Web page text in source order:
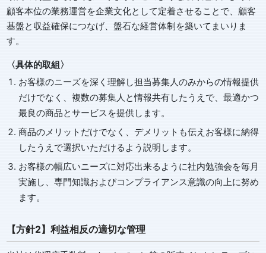
顧客本位の業務運営を企業文化として定着させることで、顧客
基盤と収益確保につなげ、盤石な経営体制を築いてまいりま
す。
〈具体的取組〉
お客様のニーズを深く理解し担当募集人のみからの情報提供
だけでなく、複数の募集人と情報共有したうえで、最適かつ
最良の商品とサービスを提供します。
商品のメリットだけでなく、デメリットも伝えお客様に納得
したうえで選択いただけるよう説明します。
お客様の幅広いニーズに対応出来るように社内勉強会を毎月
実施し、専門知識およびコンプライアンス意識の向上に努め
ます。
【方針2】利益相反の適切な管理